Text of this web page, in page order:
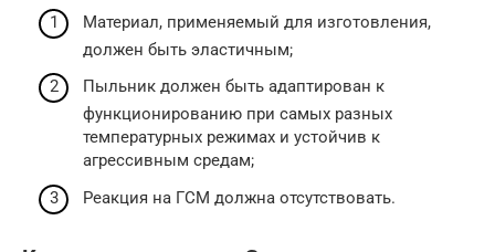
Материал, применяемый для изготовления,
должен быть эластичным;
Пыльник должен быть адаптирован к
функционированию при самых разных
температурных режимах и устойчив к
агрессивным средам;
Реакция на ГСМ должна отсутствовать.